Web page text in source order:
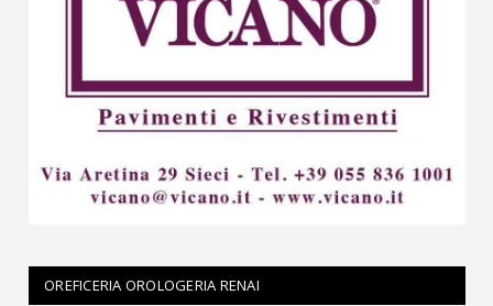
OREFICERIA OROLOGERIA RENAI